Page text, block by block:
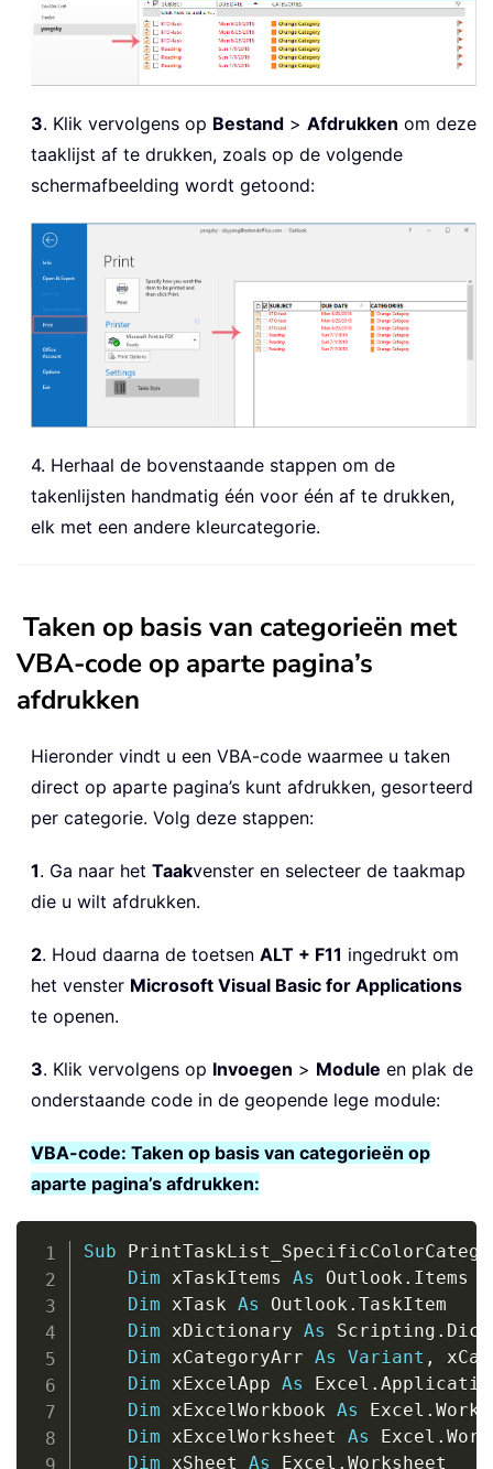
3. Klik vervolgens op Bestand > Afdrukken om deze
taaklijst af te drukken, zoals op de volgende
schermafbeelding wordt getoond:
4. Herhaal de bovenstaande stappen om de
takenlijsten handmatig één voor één af te drukken,
elk met een andere kleurcategorie.
Taken op basis van categorieën met
VBA-code op aparte pagina’s
afdrukken
Hieronder vindt u een VBA-code waarmee u taken
direct op aparte pagina’s kunt afdrukken, gesorteerd
per categorie. Volg deze stappen:
1. Ga naar het Taakvenster en selecteer de taakmap
die u wilt afdrukken.
2. Houd daarna de toetsen ALT + F11 ingedrukt om
het venster Microsoft Visual Basic for Applications
te openen.
3. Klik vervolgens op Invoegen > Module en plak de
onderstaande code in de geopende lege module:
VBA-code: Taken op basis van categorieën op
aparte pagina’s afdrukken:
Sub
Dim xTaskItems As Outlook . Items
Dim xTask As Outlook . TaskItem
Dim xDictionary As Scripting .
Dim xCategoryArr As Variant ,
Dim xExcelApp As Excel .
Dim xExcelWorkbook As Excel .
Dim xExcelWorksheet As Excel .
Dim xSheet As Excel . Worksheet
Copy